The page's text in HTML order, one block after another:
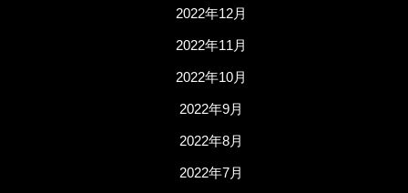
2022年12月
2022年11月
2022年10月
2022年9月
2022年8月
2022年7月